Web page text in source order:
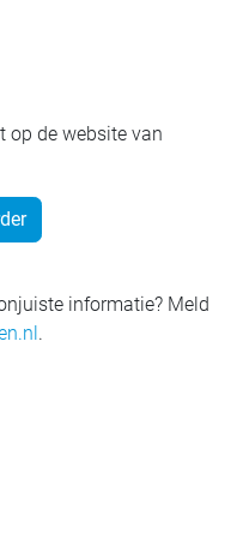
op de website van
informatie? Meld
.